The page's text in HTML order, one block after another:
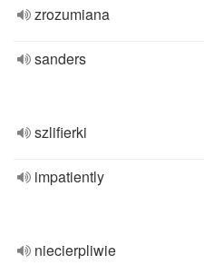
zrozumiana
sanders
szlifierki
impatiently
niecierpliwie